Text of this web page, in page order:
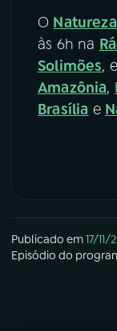
O
às 6h na
Solimões,
Amazônia,
Brasília e
Publicado em17/11/
Episódio do